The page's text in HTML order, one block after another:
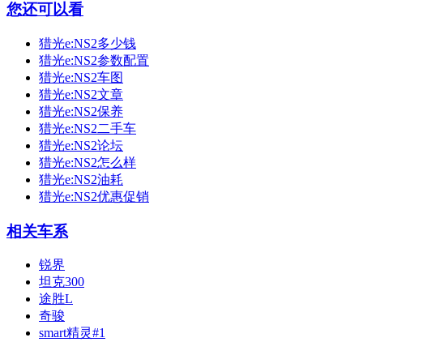
您还可以看
猎光e:NS2多少钱
猎光e:NS2参数配置
猎光e:NS2车图
猎光e:NS2文章
猎光e:NS2保养
猎光e:NS2二手车
猎光e:NS2论坛
猎光e:NS2怎么样
猎光e:NS2油耗
猎光e:NS2优惠促销
相关车系
锐界
坦克300
途胜L
奇骏
smart精灵#1